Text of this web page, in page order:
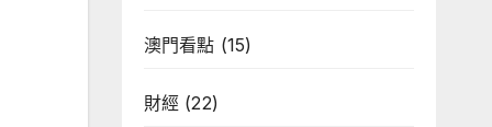
澳門看點 (15)
財經(22)